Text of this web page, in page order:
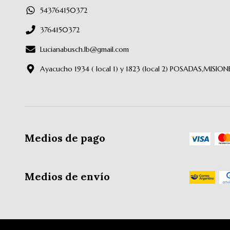
543764150372
3764150372
Lucianabusch.lb@gmail.com
Ayacucho 1934 ( local 1) y 1823 (local 2)
Medios de pago
Medios de envío